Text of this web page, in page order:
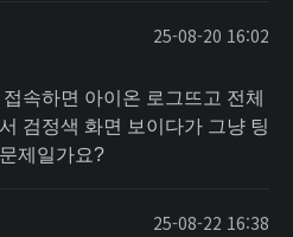
25-08-20 16:02
속하면 아이온 로그뜨고 전체
검정색 화면 보이다가 그냥 팅
제일가요?
25-08-22 16:38